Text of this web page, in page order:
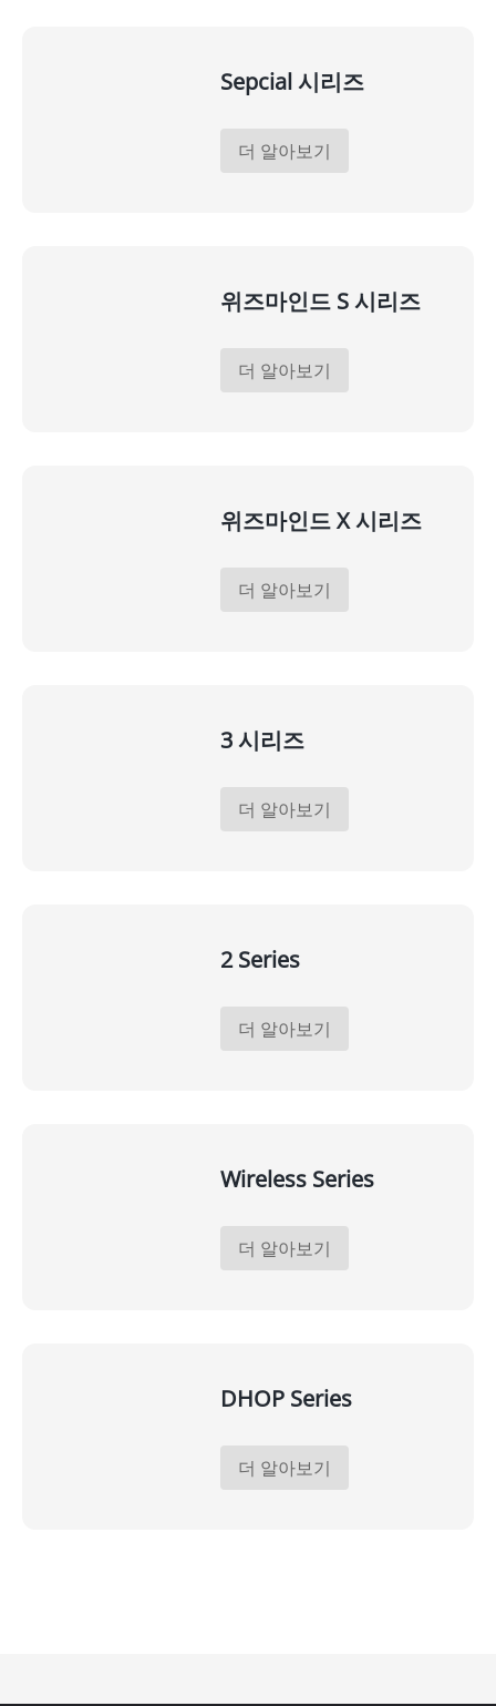
Sepcial 시리즈
더 알아보기
위즈마인드 S 시리즈
더 알아보기
위즈마인드 X 시리즈
더 알아보기
3 시리즈
더 알아보기
2 Series
더 알아보기
Wireless Series
더 알아보기
DHOP Series
더 알아보기